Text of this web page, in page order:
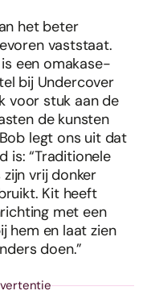
het beter
vaststaat.
een omakase-
bij Undercover
voor stuk aan de
de kunsten
legt ons uit dat
is: “Traditionele
vrij donker
Kit heeft
met een
hem en laat zien
doen.”